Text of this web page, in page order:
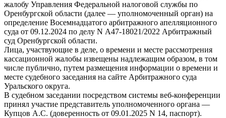
жалобу Управления Федеральной налоговой службы по
Оренбургской области (далее — уполномоченный орган) на
определение Восемнадцатого арбитражного апелляционного
суда от 09.12.2024 по делу N А47-18021/2022 Арбитражный
суд Оренбургской области.
Лица, участвующие в деле, о времени и месте рассмотрения
кассационной жалобы извещены надлежащим образом, в том
числе публично, путем размещения информации о времени и
месте судебного заседания на сайте Арбитражного суда
Уральского округа.
В судебном заседании посредством системы веб-конференции
принял участие представитель уполномоченного органа —
Купцов А.С. (доверенность от 09.01.2025 N 14, паспорт).